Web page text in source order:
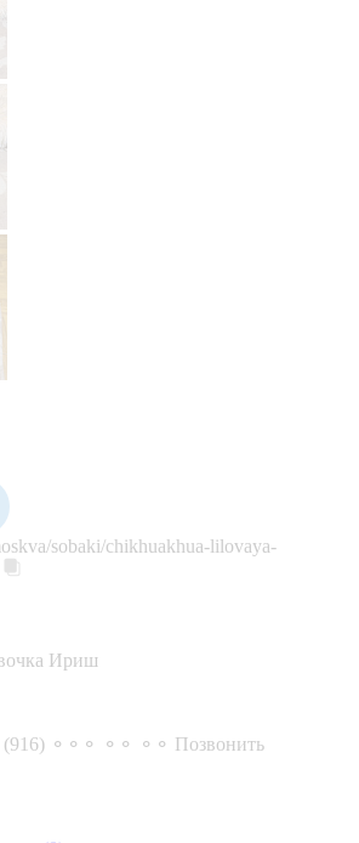
sobaki/chikhuakhua-lilovaya-
Ириш
(916) ⚬⚬⚬ ⚬⚬ ⚬⚬ Позвонить